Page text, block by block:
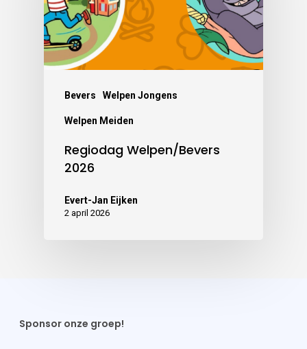
Bevers Welpen Jongens
Welpen Meiden
Regiodag Welpen/Bevers
2026
Evert-Jan Eijken
2 april 2026
Sponsor onze groep!